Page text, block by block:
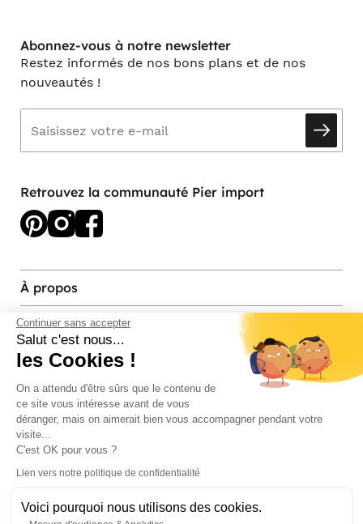
Continuer sans accepter
Salut c'est nous...
les Cookies !
On a attendu d'être sûrs que le contenu de
ce site vous intéresse avant de vous
déranger, mais on aimerait bien vous accompagner pendant votre
visite...
C'est OK pour vous ?
Lien vers notre politique de confidentialité
Voici pourquoi nous utilisons des cookies.
Abonnez-vous à notre newsletter
Restez informés de nos bons plans et de nos
nouveautés !
Retrouvez la communauté Pier import
À propos
Services et contact
Magasins et Showrooms
Modes de paiement acceptés